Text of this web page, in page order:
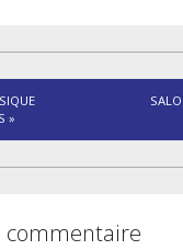
»
commentaire